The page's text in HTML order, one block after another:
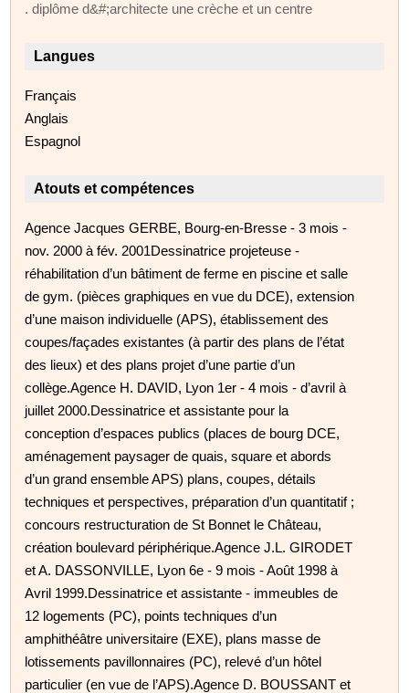
. diplôme d&#;architecte une crèche et un centre
Langues
Français
Anglais
Espagnol
Atouts et compétences
Agence Jacques GERBE, Bourg-en-Bresse - 3 mois -
nov. 2000 à fév. 2001Dessinatrice projeteuse -
réhabilitation d’un bâtiment de ferme en piscine et salle
de gym. (pièces graphiques en vue du DCE), extension
d’une maison individuelle (APS), établissement des
coupes/façades existantes (à partir des plans de l’état
des lieux) et des plans projet d’une partie d’un
collège.Agence H. DAVID, Lyon 1er - 4 mois - d’avril à
juillet 2000.Dessinatrice et assistante pour la
conception d’espaces publics (places de bourg DCE,
aménagement paysager de quais, square et abords
d’un grand ensemble APS) plans, coupes, détails
techniques et perspectives, préparation d’un quantitatif ;
concours restructuration de St Bonnet le Château,
création boulevard périphérique.Agence J.L. GIRODET
et A. DASSONVILLE, Lyon 6e - 9 mois - Août 1998 à
Avril 1999.Dessinatrice et assistante - immeubles de
12 logements (PC), points techniques d’un
amphithéâtre universitaire (EXE), plans masse de
lotissements pavillonnaires (PC), relevé d’un hôtel
particulier (en vue de l’APS).Agence D. BOUSSANT et